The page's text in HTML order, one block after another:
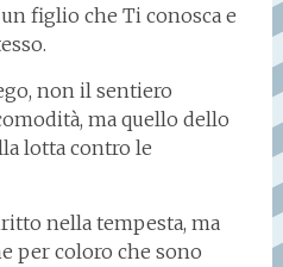
figlio che Ti conosca e
non il sentiero
ma quello dello
lotta contro le
nella tempesta, ma
per coloro che sono